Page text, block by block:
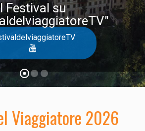
Festival su
Viaggiatore 2026